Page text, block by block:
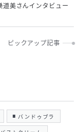
美さんインタビュー
ピックアップ記事
バンドゥブラ